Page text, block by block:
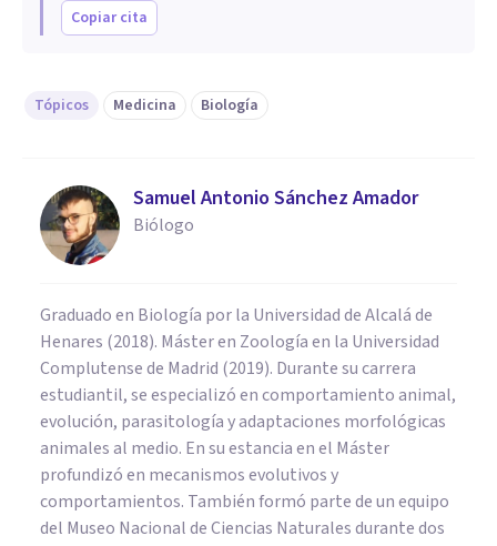
Copiar cita
Tópicos Medicina Biología
Samuel Antonio Sánchez Amador
Biólogo
Graduado en Biología por la Universidad de Alcalá de
Henares (2018). Máster en Zoología en la Universidad
Complutense de Madrid (2019). Durante su carrera
estudiantil, se especializó en comportamiento animal,
evolución, parasitología y adaptaciones morfológicas
animales al medio. En su estancia en el Máster
profundizó en mecanismos evolutivos y
comportamientos. También formó parte de un equipo
del Museo Nacional de Ciencias Naturales durante dos